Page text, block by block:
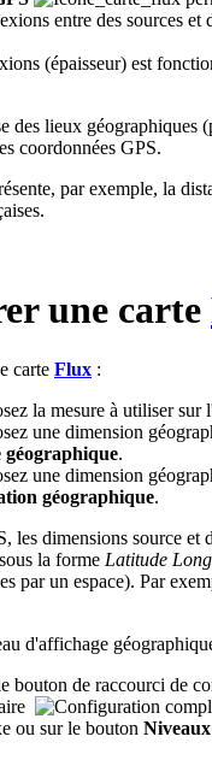
entre des sources et
(épaisseur) est
des lieux géographiques
coordonnées GPS.
par exemple, la
une carte
carte Flux :
la mesure à utiliser sur
une dimension
géographique.
une dimension
géographique.
les dimensions source et
la forme Latitude
par un espace). Par
d'affichage
bouton de raccourci de
ou sur le bouton Niveaux